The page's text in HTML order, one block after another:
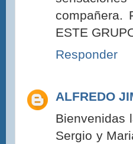
compañera.
ESTE
Responder
ALFREDO
Bienvenidas
Sergio y